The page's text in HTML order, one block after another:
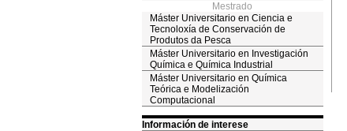
Mestrado
Máster Universitario en Ciencia e
Tecnoloxía de Conservación de
Produtos da Pesca
Máster Universitario en Investigación
Química e Química Industrial
Máster Universitario en Química
Teórica e Modelización
Computacional
Información de interese